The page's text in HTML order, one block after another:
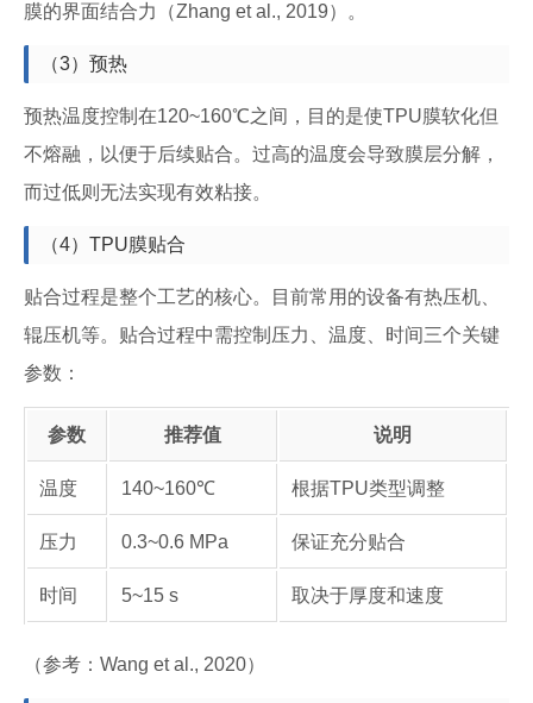
膜的界面结合力（Zhang et al., 2019）。
（3）预热
预热温度控制在120~160℃之间，目的是使TPU膜软化但
不熔融，以便于后续贴合。过高的温度会导致膜层分解，
而过低则无法实现有效粘接。
（4）TPU膜贴合
贴合过程是整个工艺的核心。目前常用的设备有热压机、
辊压机等。贴合过程中需控制压力、温度、时间三个关键
参数：
参数 推荐值 说明
温度 140~160℃ 根据TPU类型调整
压力 0.3~0.6 MPa 保证充分贴合
时间 5~15 s 取决于厚度和速度
（参考：Wang et al., 2020）